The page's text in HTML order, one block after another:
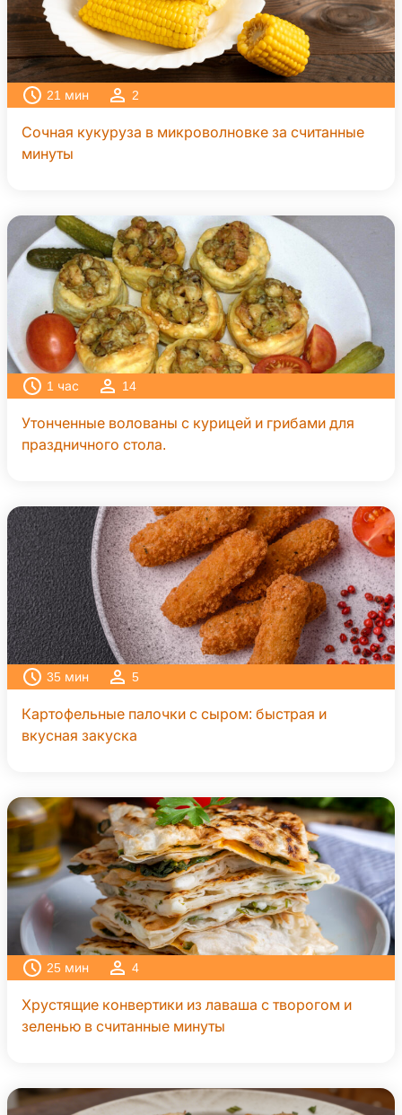
21 мин 2
Сочная кукуруза в микроволновке за считанные
минуты
1 час 14
Утонченные волованы с курицей и грибами для
праздничного стола.
35 мин 5
Картофельные палочки с сыром: быстрая и
вкусная закуска
25 мин 4
Хрустящие конвертики из лаваша с творогом и
зеленью в считанные минуты